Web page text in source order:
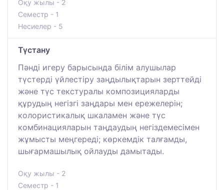
Оқу жылы - 2
Семестр - 1
Несиелер - 5
Түстану
Пәнді игеру барысында білім алушылар
түстерді үйлестіру заңдылықтарын зерттейді
және түс текстуралы композицияларды
құрудың негізгі заңдары мен ережелерін;
колористикалық шкаламен және түс
комбинацияларын таңдаудың негіздемесімен
жұмысты меңгереді; көркемдік талғамды,
шығармашылық ойлауды дамытады.
Оқу жылы - 2
Семестр - 1